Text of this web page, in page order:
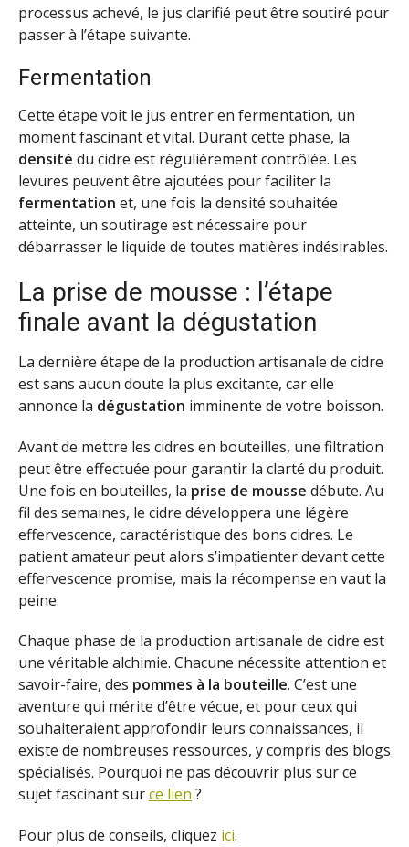
processus achevé, le jus clarifié peut être soutiré pour
passer à l’étape suivante.
Fermentation
Cette étape voit le jus entrer en fermentation, un
moment fascinant et vital. Durant cette phase, la
densité du cidre est régulièrement contrôlée. Les
levures peuvent être ajoutées pour faciliter la
fermentation et, une fois la densité souhaitée
atteinte, un soutirage est nécessaire pour
débarrasser le liquide de toutes matières indésirables.
La prise de mousse : l’étape
finale avant la dégustation
La dernière étape de la production artisanale de cidre
est sans aucun doute la plus excitante, car elle
annonce la dégustation imminente de votre boisson.
Avant de mettre les cidres en bouteilles, une filtration
peut être effectuée pour garantir la clarté du produit.
Une fois en bouteilles, la prise de mousse débute. Au
fil des semaines, le cidre développera une légère
effervescence, caractéristique des bons cidres. Le
patient amateur peut alors s’impatienter devant cette
effervescence promise, mais la récompense en vaut la
peine.
Chaque phase de la production artisanale de cidre est
une véritable alchimie. Chacune nécessite attention et
savoir-faire, des pommes à la bouteille. C’est une
aventure qui mérite d’être vécue, et pour ceux qui
souhaiteraient approfondir leurs connaissances, il
existe de nombreuses ressources, y compris des blogs
spécialisés. Pourquoi ne pas découvrir plus sur ce
sujet fascinant surce lien ?
Pour plus de conseils, cliquez ici.